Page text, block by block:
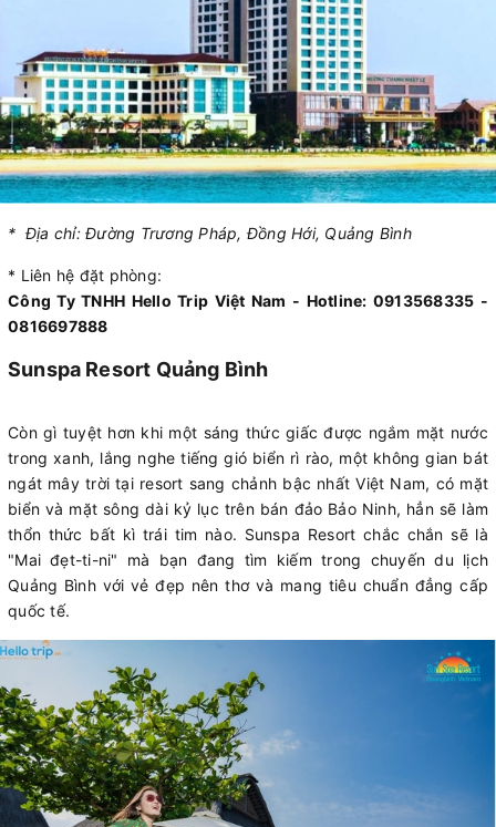
* Địa chỉ: Đường Trương Pháp, Đồng Hới, Quảng Bình
* Liên hệ đặt phòng:
Công Ty TNHH Hello Trip Việt Nam - Hotline: 0913568335 -
0816697888
Sunspa Resort Quảng Bình
Còn gì tuyệt hơn khi một sáng thức giấc được ngắm mặt nước
trong xanh, lắng nghe tiếng gió biển rì rào, một không gian bát
ngát mây trời tại resort sang chảnh bậc nhất Việt Nam, có mặt
biển và mặt sông dài kỷ lục trên bán đảo Bảo Ninh, hẳn sẽ làm
thổn thức bất kì trái tim nào. Sunspa Resort chắc chắn sẽ là
"Mai đẹt-ti-ni" mà bạn đang tìm kiếm trong chuyến du lịch
Quảng Bình với vẻ đẹp nên thơ và mang tiêu chuẩn đẳng cấp
quốc tế.